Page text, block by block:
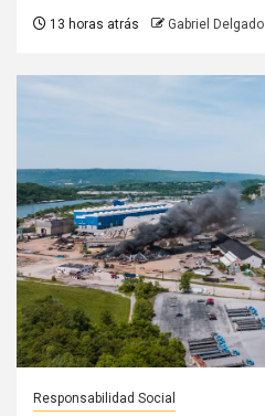
13 horas atrás Gabriel Delgado
Responsabilidad Social